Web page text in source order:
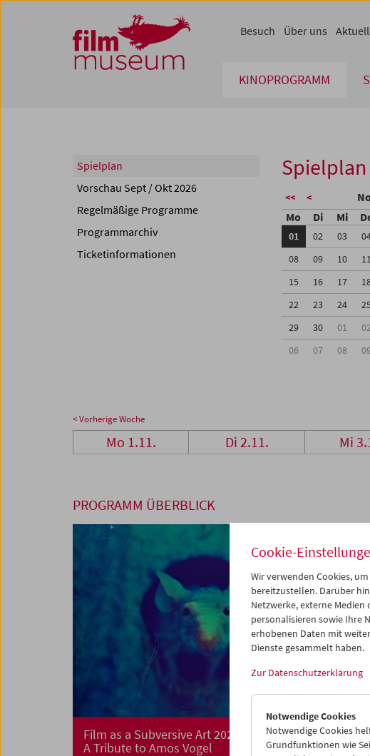
Zum Inhalt
Zum Hauptmenü
Zur Servicenavigation
Zum Suche
KINOPROGRAMM
Besuch Über uns
Spielplan
Vorschau Sept / Okt 2026
Regelmäßige Programme
Programmarchiv
Ticketinformationen
Spielplan
<< <
Mo Di Mi
01 02 03
08
09 10 11
15
16 17
22
23 24
29
30 01 02
06
07 08 09
< Vorherige Woche
Mo 1.11. Di 2.11. Mi
PROGRAMM ÜBERBLICK
Film as a Subversive Art 2021
A Tribute to Amos Vogel
Cookie-
Wir verwenden Cookies,
bereitzustellen. Darüber
Netzwerke, externe
personalisieren sowie Ihre
erhobenen Daten mit
Dienste gesammelt haben.
Zur Datenschutzerklärung
Notwendige Cookies
Notwendige Cookies
Grundfunktionen wie